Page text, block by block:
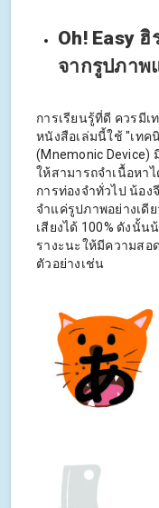
Oh! Easy
จากรูปภาพ
การเรียนรู้ที่ดี ควรมี
หนังสือเล่มนี้ใช้ "เทค
(Mnemonic Device)
ให้สามารถจำเนื้อหา
การท่องจำทั่วไป น้อง
จำแค่รูปภาพอย่างเดี
เสียงได้ 100% ดังนั้
รางะนะให้มีความสอ
ตัวอย่างเช่น